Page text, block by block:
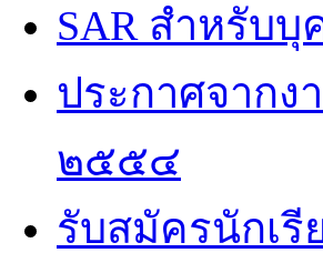
SAR สำหรับ
ประกาศจาก
๒๕๕๔
รับสมัครนักเรี